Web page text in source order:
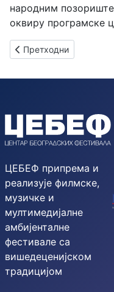
народним
оквиру програмске
Претходни чланак:
Претходни
ЦЕБЕФ припрема и
реализује филмске,
музичке и
мултимедијалне
амбијенталне
фестивале са
вишедеценијском
традицијом